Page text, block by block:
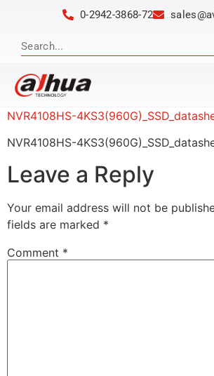
0-2942-3868-72
NVR4108HS-
NVR4108HS-
Leave a Reply
Your email address will not be
fields are marked *
Comment *